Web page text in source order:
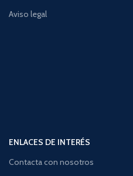
Aviso legal
ENLACES DE INTERÉS
Contacta con nosotros